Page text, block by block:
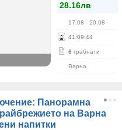
28.16лв
17.08 - 20.08
41 :09:44
6 грабнати
Варна
Панорамна
на Варна
напитки